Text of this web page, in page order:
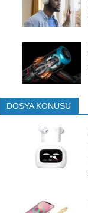
DOSYA KONUSU